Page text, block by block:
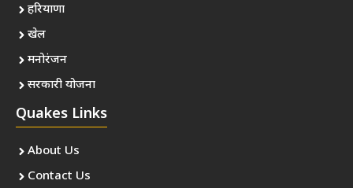
हरियाणा
खेल
मनोरंजन
सरकारी योजना
Quakes Links
About Us
Contact Us